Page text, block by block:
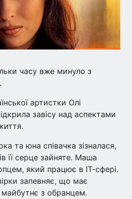
часу вже минуло з
артистки Олі
завісу над аспектами
та юна співачка зізналася,
її серце зайняте. Маша
який працює в ІТ-сфері.
запевняє, що має
майбутнє з обранцем.